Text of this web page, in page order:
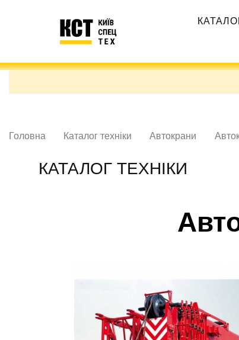
навигация
Головна Каталог техніки Автокрани
КАТАЛОГ ТЕХНІКИ